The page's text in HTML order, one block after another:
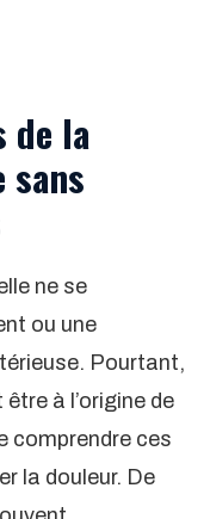
de la
ne se
ou une
Pourtant,
à l’origine de
comprendre ces
la douleur. De